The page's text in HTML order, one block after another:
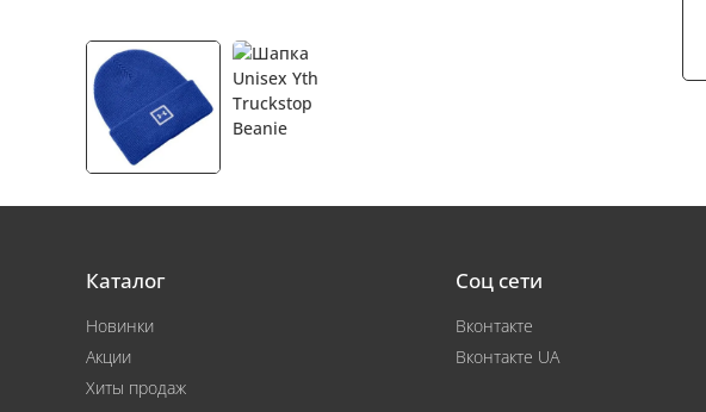
Каталог
Новинки
Акции
Хиты продаж
Соц сети
Вконтакте
Вконтакте UA